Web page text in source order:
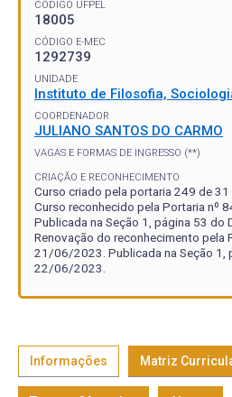
CÓDIGO UFPEL
18005
CÓDIGO E-MEC
1292739
UNIDADE
Instituto de Filosofia,
COORDENADOR
JULIANO SANTOS DO CARMO
VAGAS E FORMAS DE INGRESSO (**)
CRIAÇÃO E RECONHECIMENTO
Curso criado pela portaria 249 de 31
Curso reconhecido pela Portaria nº
Publicada na Seção 1, página 53 do
Renovação do reconhecimento pela
21/06/2023. Publicada na Seção 1,
22/06/2023.
Informações Matriz